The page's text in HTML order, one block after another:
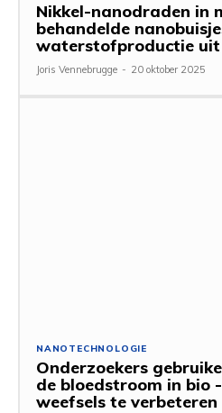
Nikkel-nanodraden in
behandelde
waterstofproductie uit
Joris Vennebrugge - 20 oktober 2025
NANOTECHNOLOGIE
Onderzoekers
de bloedstroom in bio
weefsels te verbeteren